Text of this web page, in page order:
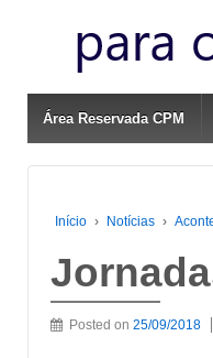
Área Reservada CPM
Início › Notícias ›
Posted on 25/09/2018